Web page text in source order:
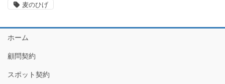
麦のひげ
ホーム
顧問契約
スポット契約